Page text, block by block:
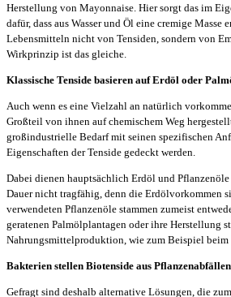
Herstellung von Mayonnaise. Hier sorgt das im
dafür, dass aus Wasser und Öl eine cremige Masse
Lebensmitteln nicht von Tensiden, sondern von
Wirkprinzip ist das gleiche.
Klassische Tenside basieren auf Erdöl oder
Auch wenn es eine Vielzahl an natürlich
Großteil von ihnen auf chemischem Weg
großindustrielle Bedarf mit seinen spezifischen
Eigenschaften der Tenside gedeckt werden.
Dabei dienen hauptsächlich Erdöl und
Dauer nicht tragfähig, denn die Erdölvorkommen
verwendeten Pflanzenöle stammen zumeist
geratenen Palmölplantagen oder ihre Herstellung
Nahrungsmittelproduktion, wie zum Beispiel beim
Bakterien stellen Biotenside aus
Gefragt sind deshalb alternative Lösungen, die